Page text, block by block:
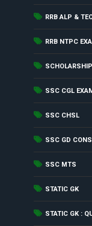
RRB ALP &
RRB NTPC
SSC CGL
SSC CHSL
SSC GD
SSC MTS
STATIC GK
STATIC GK :